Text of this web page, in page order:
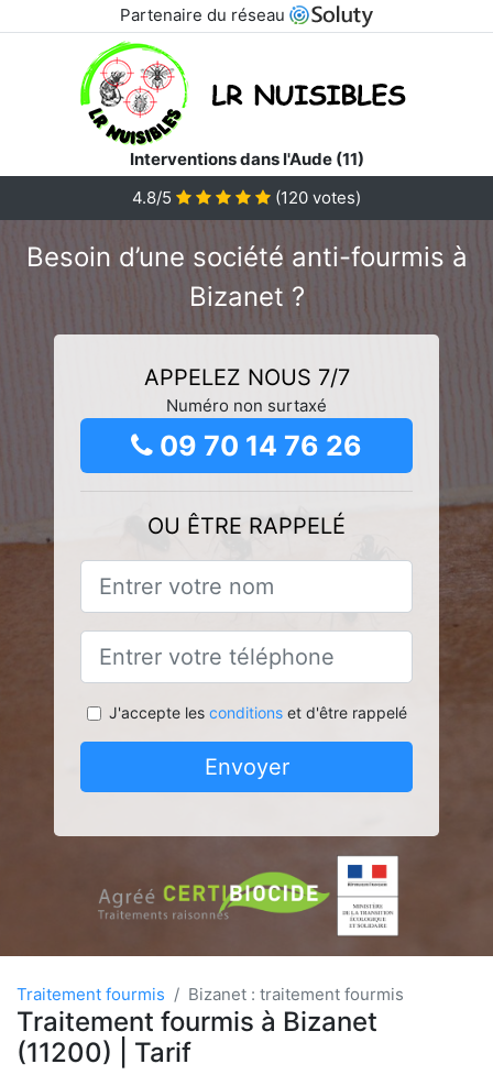
Partenaire du réseau
Interventions dans l'Aude (11)
4.8/5
(120 votes)
Besoin d’une société anti-fourmis à
Bizanet ?
APPELEZ NOUS 7/7
Numéro non surtaxé
09 70 14 76 26
OU ÊTRE RAPPELÉ
J'accepte les conditionset d'être rappelé
Envoyer
Traitement fourmis Bizanet : traitement fourmis
Traitement fourmis à Bizanet
(11200) | Tarif